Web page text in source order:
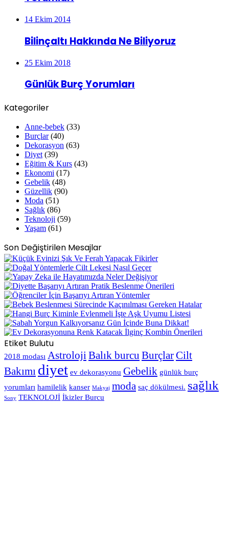
14 Ekim 2014
Bilinçaltı Hakkında Ne Biliyoruz
25 Ekim 2018
Günlük Burç Yorumları
Kategoriler
Anne-bebek (33)
Burçlar(40)
Dekorasyon (63)
Diyet (39)
Eğitim & Kurs (43)
Ekonomi (17)
Gebelik (48)
Güzellik (90)
Moda (51)
Sağlık (86)
Teknoloji (59)
Yaşam (61)
Son Değiştirilen Mesajlar
Etiket Bulutu
2018 modası Astroloji Balık burcu BurçlarCilt
Bakımı diyet ev dekorasyonu Gebelik günlük burç
yorumları hamilelik kanser Makyaj moda saç dökülmesi. sağlık
Sony TEKNOLOJİ İkizler Burcu